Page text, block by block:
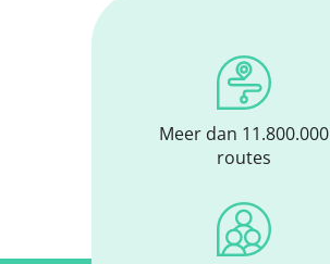
Meer dan 11.800.000
routes